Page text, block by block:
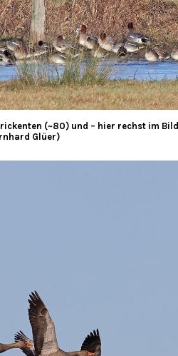
(~80) und – hier rechst im Bild
Glüer)